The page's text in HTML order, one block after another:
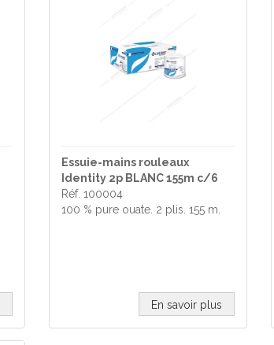
Essuie-mains rouleaux
Identity 2p BLANC 155m c/6
Réf. 100004
100 % pure ouate. 2 plis. 155 m.
En savoir plus